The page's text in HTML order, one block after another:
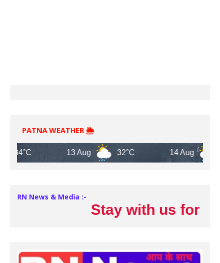
PATNA WEATHER 🌦️
13 Aug 32°C 14 Aug 32°C
RN News & Media :-
Stay with us for